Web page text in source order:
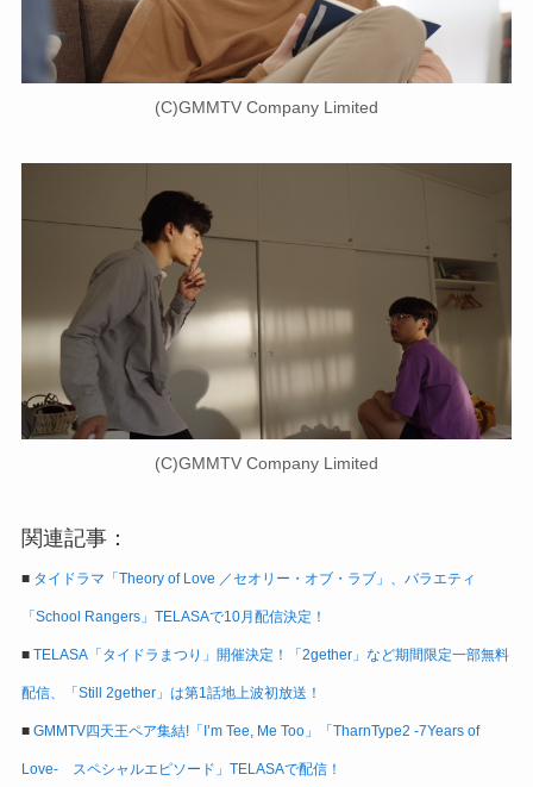
(C)GMMTV Company Limited
(C)GMMTV Company Limited
関連記事：
■ タイドラマ「Theory of Love ／セオリー・オブ・ラブ」、バラエティ
「School Rangers」TELASAで10月配信決定！
■ TELASA「タイドラまつり」開催決定！「2gether」など期間限定一部無料
配信、「Still 2gether」は第1話地上波初放送！
■ GMMTV四天王ペア集結!「I’m Tee, Me Too」「TharnType2 -7Years of
Love- スペシャルエピソード」TELASAで配信！